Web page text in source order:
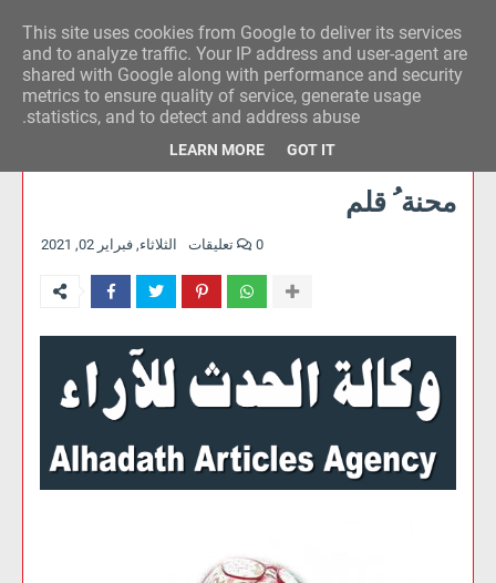
وكالة الحدث للآراء
محنة ُ قلم
الثلاثاء, فبراير 02, 2021 0 تعليقات
This site uses cookies from Google to deliver its services
and to analyze traffic. Your IP address and user-agent are
shared with Google along with performance and security
metrics to ensure quality of service, generate usage
statistics, and to detect and address abuse.
LEARN MORE GOT IT